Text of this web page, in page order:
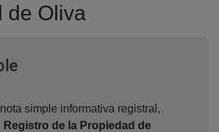
de Oliva
Ventana nueva
simple informativa registral,
Registro de la Propiedad de